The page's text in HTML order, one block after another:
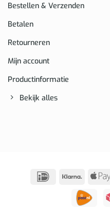
Bestellen & Verzenden
Betalen
Retourneren
Mijn account
Productinformatie
Bekijk alles
IDeal Klarna